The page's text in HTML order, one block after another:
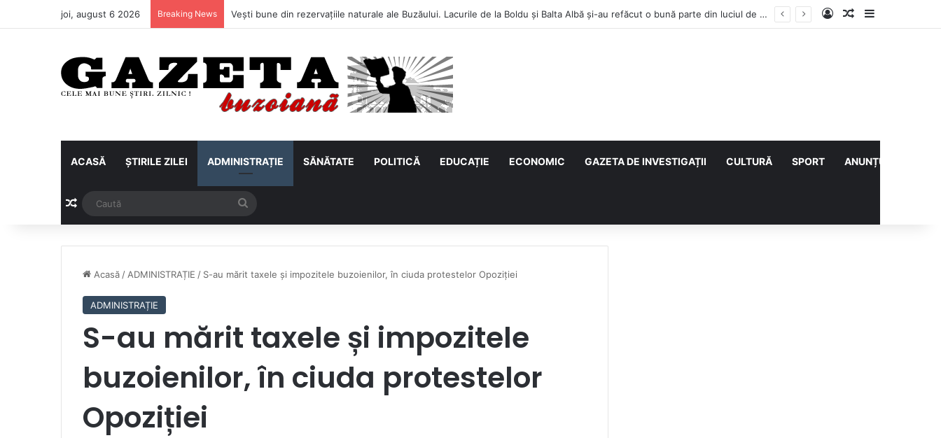
joi, august 6 2026 Breaking News Vești bune din rezervațiile naturale ale Buzăului. Lacurile de la Boldu și Balta Albă și-au refăcut o bună parte din luciul de apă Log InArticol aleatoriu
Sidebar
ACASĂ ȘTIRILE ZILEI ADMINISTRAȚIE SĂNĂTATE POLITICĂ EDUCAȚIE ECONOMIC GAZETA DE INVESTIGAȚII CULTURĂ SPORT ANUNȚURI
Articol aleatoriu
Acasă / ADMINISTRAȚIE / S-au mărit taxele și impozitele buzoienilor, în ciuda protestelor Opoziției
ADMINISTRAȚIE
S-au mărit taxele și impozitele
buzoienilor, în ciuda protestelor
Opoziției